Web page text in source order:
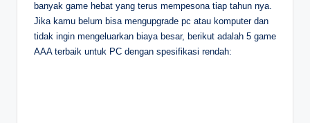
banyak game hebat yang terus mempesona tiap tahun nya.
Jika kamu belum bisa mengupgrade pc atau komputer dan
tidak ingin mengeluarkan biaya besar, berikut adalah 5 game
AAA terbaik untuk PC dengan spesifikasi rendah: